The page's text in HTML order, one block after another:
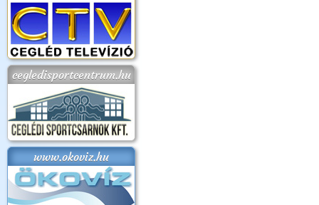
cegledisportcentrum.hu
www.okoviz.hu